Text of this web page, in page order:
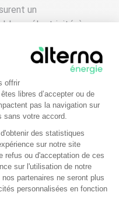
un
en électricité, à
évidemment la
et adapté à la
: éoliennes,
du
offrir
libres d’accepter ou de
pas la navigation sur
sans votre accord.
des statistiques
sur notre site
refus ou d'acceptation de ces
sur l'utilisation de notre
partenaires ne seront plus
personnalisées en fonction